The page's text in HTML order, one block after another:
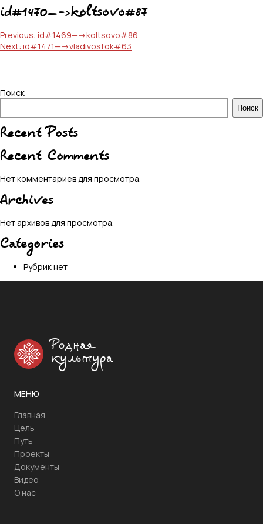
id#1470—->koltsovo#87
Навигация
по
Previous: id#1469—->koltsovo#86
Next: id#1471—->vladivostok#63
Поиск
Поиск
Recent Posts
Recent Comments
Нет комментариев для просмотра.
Archives
Нет архивов для просмотра.
Categories
Рубрик нет
Родная
культура
МЕНЮ
Главная
Цель
Путь
Проекты
Документы
Видео
О нас